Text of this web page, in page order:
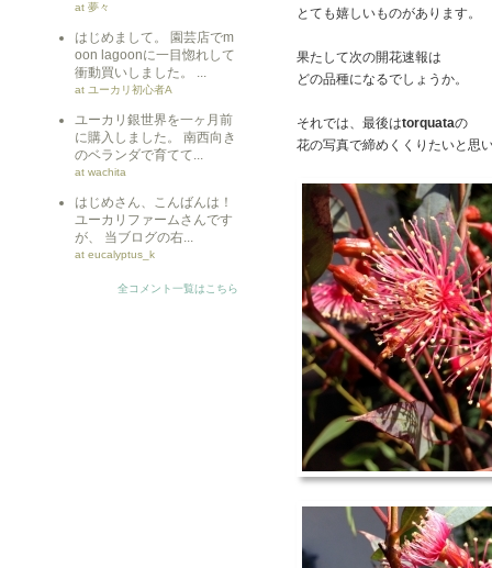
at 夢々
はじめまして。 園芸店でm
oon lagoonに一目惚れして
衝動買いしました。 ...
at ユーカリ初心者A
ユーカリ銀世界を一ヶ月前
に購入しました。 南西向き
のベランダで育てて...
at wachita
はじめさん、こんばんは！
ユーカリファームさんです
が、 当ブログの右...
at eucalyptus_k
全コメント一覧はこちら
とても嬉しいものがあります。
果たして次の開花速報は
どの品種になるでしょうか。
それでは、最後はtorquataの
花の写真で締めくくりたいと思